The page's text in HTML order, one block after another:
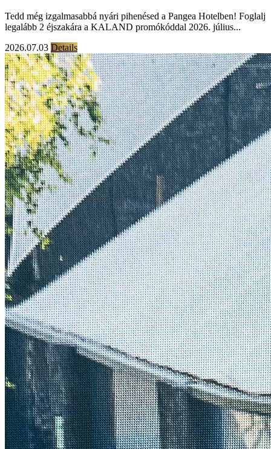
Tedd még izgalmasabbá nyári pihenésed a Pangea Hotelben! Foglalj
legalább 2 éjszakára a KALAND promókóddal 2026. július...
2026.07.03 Details